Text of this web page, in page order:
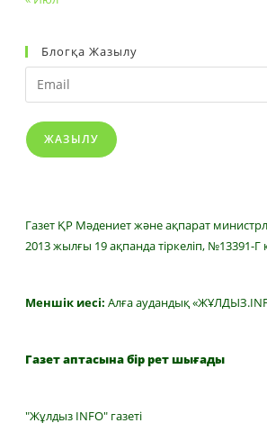
Блогқа Жазылу
Email
ЖАЗЫЛУ
Газет ҚР Мәдениет және ақпарат
2013 жылғы 19 ақпанда тіркеліп, №13391-Г
Меншік иесі: Алға аудандық
Газет аптасына бір рет шығады
"Жұлдыз INFO" газеті